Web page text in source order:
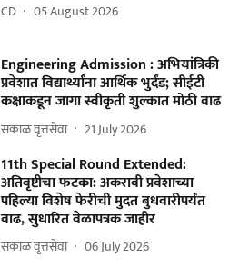
CD 05 August 2026
Engineering Admission : अभियांत्रिकी
प्रवेशात विद्यार्थ्यांना आर्थिक भुर्दंड; सीईटी
कक्षाकडून जागा स्वीकृती शुल्कात मोठी वाढ
सकाळ वृत्तसेवा 21 July 2026
11th Special Round Extended:
अतिवृष्टीचा फटका: अकरावी प्रवेशाच्या
पहिल्या विशेष फेरीची मुदत बुधवारीपर्यंत
वाढ, सुधारित वेळापत्रक जाहीर
सकाळ वृत्तसेवा 06 July 2026